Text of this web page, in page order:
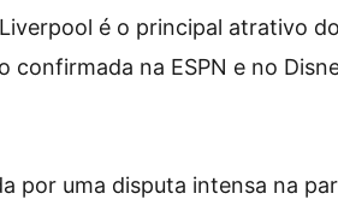
é o principal atrativo do
na ESPN e no
por uma disputa intensa na